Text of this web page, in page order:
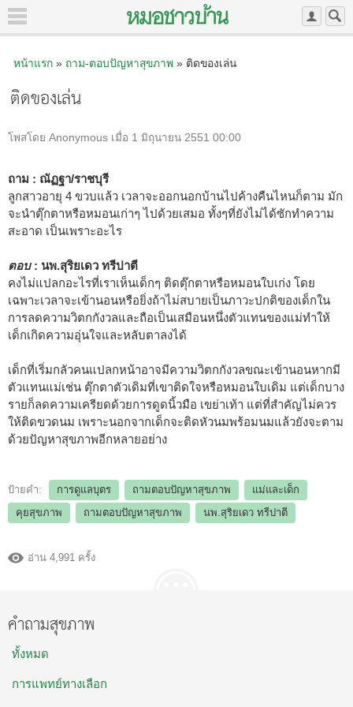
หน้าแรก» ถาม-ตอบปัญหาสุขภาพ» ติดของเล่น
ติดของเล่น
โพสโดย Anonymous เมื่อ 1 มิถุนายน 2551 00:00
ถาม : ณัฏฐา/ราชบุรี
ลูกสาวอายุ 4 ขวบแล้ว เวลาจะออกนอกบ้านไปค้างคืนไหนก็ตาม มัก
จะนำตุ๊กตาหรือหมอนเก่าๆ ไปด้วยเสมอ ทั้งๆที่ยังไม่ได้ซักทำความ
สะอาด เป็นเพราะอะไร
ตอบ: นพ.สุริยเดว ทรีปาตี
คงไม่แปลกอะไรที่เราเห็นเด็กๆ ติดตุ๊กตาหรือหมอนใบเก่ง โดย
เฉพาะเวลาจะเข้านอนหรือยิ่งถ้าไม่สบายเป็นภาวะปกติของเด็กใน
การลดความวิตกกังวลและถือเป็นเสมือนหนึ่งตัวแทนของแม่ทำให้
เด็กเกิดความอุ่นใจและหลับตาลงได้
เด็กที่เริ่มกลัวคนแปลกหน้าอาจมีความวิตกกังวลขณะเข้านอนหากมี
ตัวแทนแม่เช่น ตุ๊กตาตัวเดิมที่เขาติดใจหรือหมอนใบเดิม แต่เด็กบาง
รายก็ลดความเครียดด้วยการดูดนิ้วมือ เขย่าเท้า แต่ที่สำคัญไม่ควร
ให้ติดขวดนม เพราะนอกจากเด็กจะติดหัวนมพร้อมนมแล้วยังจะตาม
ด้วยปัญหาสุขภาพอีกหลายอย่าง
ป้ายคำ: การดูแลบุตร ถามตอบปัญหาสุขภาพ
แม่และเด็ก
คุยสุขภาพ
ถามตอบปัญหาสุขภาพ นพ.สุริยเดว ทรีปาตี
อ่าน 4,991 ครั้ง
คำถามสุขภาพ
ทั้งหมด
การแพทย์ทางเลือก